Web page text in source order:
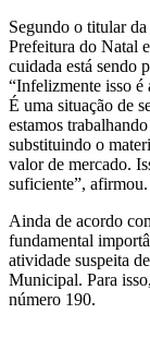
Segundo o titular
Prefeitura do Natal
cuidada está sendo
“Infelizmente isso é
É uma situação de
estamos
substituindo o
valor de mercado.
suficiente”, afirmou.
Ainda de acordo
fundamental
atividade suspeita
Municipal. Para
número 190.